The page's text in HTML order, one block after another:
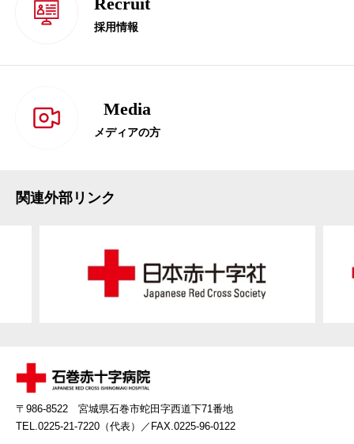
採用情報
Media
メディアの方
関連外部リンク
〒986-8522 宮城県石巻市蛇田字西道下71番地
TEL.0225-21-7220（代表）
／FAX.0225-96-0122